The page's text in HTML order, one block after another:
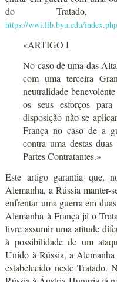
do
https://wwi.lib.byu.edu/
«ARTIGO I
No caso de uma das
com uma terceira
neutralidade
os seus esforços
disposição não se
França no caso de a
contra uma destas
Partes Contratantes.»
Este artigo garantia que,
Alemanha, a Rússia manter-
enfrentar uma guerra em
Alemanha à França já o
livre assumir uma atitude
à possibilidade de um
Unido à Rússia, a
estabelecido neste Tratado.